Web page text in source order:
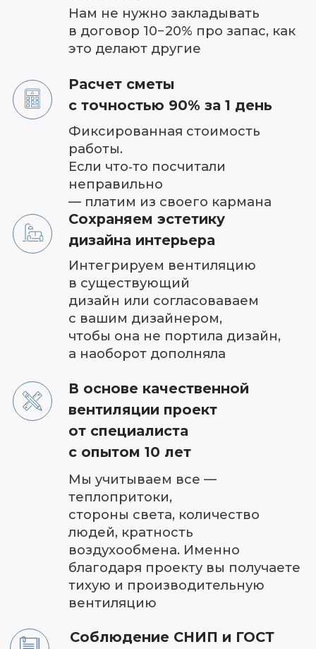
людей, кратность
воздухообмена. Именно
благодаря проекту вы получаете
тихую и производительную
Соблюдение СНИП и ГОСТ
Личный менеджер 24/7
Контроль качества круглосуточно
Собственный отдел
проектирования
+ 10 укомплектованных бригад
Диагностика и ремонт
Быстрый доступ и замена
элементов оборудования.
Легкий демонтаж компонентов
системы для их диагностики и
ремонта
с объекта в режиме реального
времени на ваш смартфон +
регулярные фотоотчеты
Гарантия до 5 лет
на оборудование и материалы
Экономия до 70 000 рублей
в год на электроэнергию
Подберем систему вентиляции
и кондиционирования, которая
будет экономить ваш бюджет
Монтажные работы в
правилами